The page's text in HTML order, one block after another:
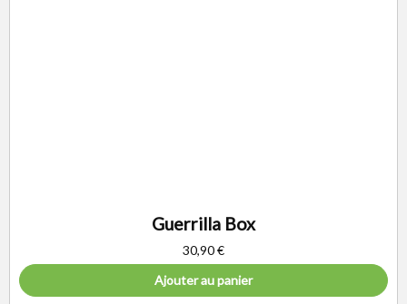
Guerrilla Box
30,90€
Ajouter au panier